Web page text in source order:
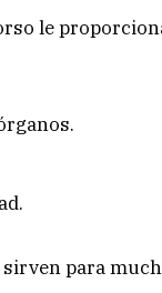
le
para